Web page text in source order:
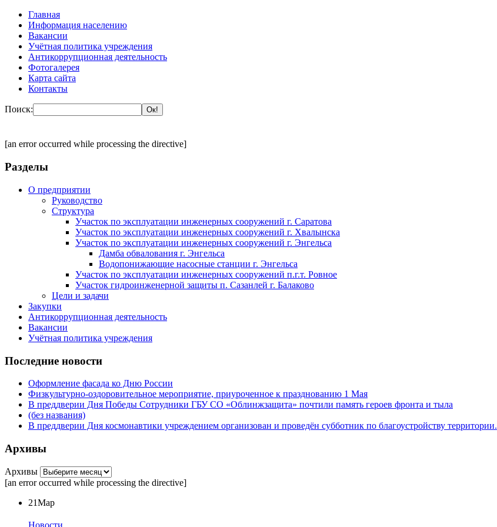
Главная
Информация населению
Вакансии
Учётная политика учреждения
Антикоррупционная деятельность
Фотогалерея
Карта сайта
Контакты
Поиск:
[an error occurred while processing the directive]
Разделы
О предприятии
Руководство
Структура
Участок по эксплуатации инженерных сооружений г. Саратова
Участок по эксплуатации инженерных сооружений г. Хвалынска
Участок по эксплуатации инженерных сооружений г. Энгельса
Дамба обвалования г. Энгельса
Водопонижающие насосные станции г. Энгельса
Участок по эксплуатации инженерных сооружений п.г.т. Ровное
Участок гидроинженерной защиты п. Сазанлей г. Балаково
Цели и задачи
Закупки
Антикоррупционная деятельность
Вакансии
Учётная политика учреждения
Последние новости
Оформление фасада ко Дню России
Физкультурно-оздоровительное мероприятие, приуроченное к празднованию 1 Мая
В преддверии Дня Победы Сотрудники ГБУ СО «Облинжзащита» почтили память героев фронта и тыла
(без названия)
В преддверии Дня космонавтики учреждением организован и проведён субботник по благоустройству территории.
Архивы
Архивы
[an error occurred while processing the directive]
21Мар
Новости